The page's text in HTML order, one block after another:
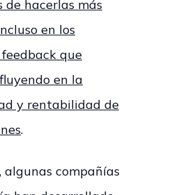
de hacerlas más
en los
feedback que
en la
y rentabilidad de
.
algunas compañías